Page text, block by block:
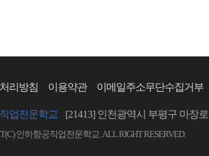
리방침 이용약관 이메일주소무단수집거부
업전문학교 [21413] 인천광역시 부평구 마장
인하항공직업전문학교. ALL RIGHT RESERVED.